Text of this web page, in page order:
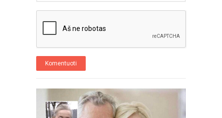
Komentuoti